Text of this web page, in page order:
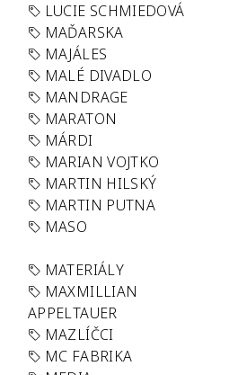
LUCIE SCHMIEDOVÁ
MAĎARSKA
MAJÁLES
MALÉ DIVADLO
MANDRAGE
MARATON
MÁRDI
MARIAN VOJTKO
MARTIN HILSKÝ
MARTIN PUTNA
MASO
MATERIÁLY
MAXMILLIAN
APPELTAUER
MAZLÍČCI
MC FABRIKA